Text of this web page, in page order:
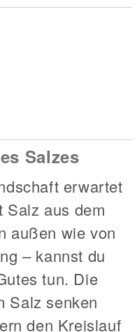
Salzes
erwartet
Salz aus dem
außen wie von
– kannst du
tun. Die
Salz senken
den Kreislauf